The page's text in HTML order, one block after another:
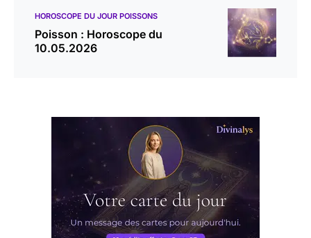
HOROSCOPE DU JOUR POISSONS
Poisson : Horoscope du
10.05.2026